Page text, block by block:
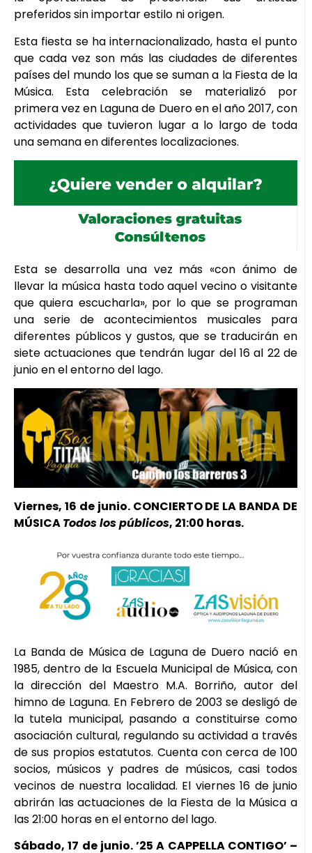
preferidos sin importar estilo ni origen.
Esta fiesta se ha internacionalizado, hasta el punto
que cada vez son más las ciudades de diferentes
países del mundo los que se suman a la Fiesta de la
Música. Esta celebración se materializó por
primera vez en Laguna de Duero en el año 2017, con
actividades que tuvieron lugar a lo largo de toda
una semana en diferentes localizaciones.
Esta se desarrolla una vez más «con ánimo de
llevar la música hasta todo aquel vecino o visitante
que quiera escucharla», por lo que se programan
una serie de acontecimientos musicales para
diferentes públicos y gustos, que se traducirán en
siete actuaciones que tendrán lugar del 16 al 22 de
junio en el entorno del lago.
Viernes, 16 de junio. CONCIERTO DE LA BANDA DE
MÚSICATodos los públicos, 21:00 horas.
La Banda de Música de Laguna de Duero nació en
1985, dentro de la Escuela Municipal de Música, con
la dirección del Maestro M.A. Borriño, autor del
himno de Laguna. En Febrero de 2003 se desligó de
la tutela municipal, pasando a constituirse como
asociación cultural, regulando su actividad a través
de sus propios estatutos. Cuenta con cerca de 100
socios, músicos y padres de músicos, casi todos
vecinos de nuestra localidad. El viernes 16 de junio
abrirán las actuaciones de la Fiesta de la Música a
las 21:00 horas en el entorno del lago.
Sábado, 17 de junio. ’25 A CAPPELLA CONTIGO’ –